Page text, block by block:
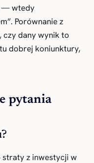
— wtedy
Porównanie z
czy dany wynik to
dobrej koniunktury,
pytania
z inwestycji w